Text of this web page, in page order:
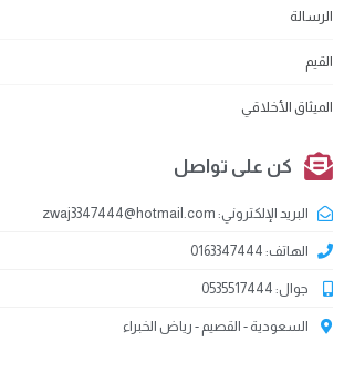
الرسالة
القيم
الميثاق الأخلاقي
كن على تواصل
البريد الإلكتروني: zwaj3347444@hotmail.com
الهاتف: 0163347444
جوال: 0535517444
السعودية - القصيم - رياض الخبراء